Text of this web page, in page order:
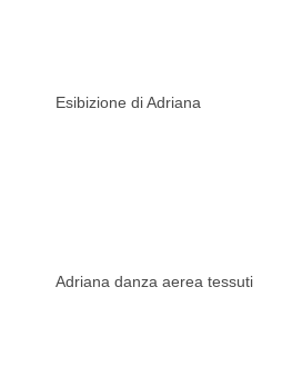
Esibizione di Adriana
Adriana danza aerea tessuti